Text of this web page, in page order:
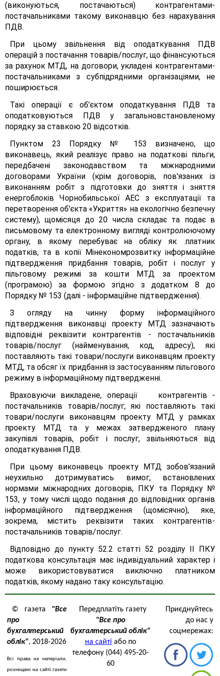
(виконуються, постачаються) контрагентами-
постачальниками такому виконавцю без нарахування
ПДВ.
При цьому звільнення від оподаткування ПДВ
операцій з постачання товарів/послуг, що фінансуються
за рахунок МТД, на договори, укладені контрагентами-
постачальниками з субпідрядними організаціями, не
поширюється.
Такі операції є об’єктом оподаткування ПДВ та
оподатковуються ПДВ у загальновстановленому
порядку за ставкою 20 відсотків.
Пунктом 23 Порядку № 153 визначено, що
виконавець, який реалізує право на податкові пільги,
передбачені законодавством та міжнародними
договорами України (крім договорів, пов'язаних із
виконанням робіт з підготовки до зняття і зняття
енергоблоків Чорнобильської АЕС з експлуатації та
перетворення об'єкта «Укриття» на екологічно безпечну
систему), щомісяця до 20 числа складає та подає в
письмовому та електронному вигляді контролюючому
органу, в якому перебуває на обліку як .платник
податків, та в копії Мінекономрозвитку інформаційне
підтвердження придбання товарів, робіт і послуг у
пільговому режимі за кошти МТД за проектом
(програмою) за формою згідно з додатком 8 до
Порядку № 153 (далі - інформаційне підтвердження).
З огляду на чинну форму інформаційного
підтвердження виконавці проекту МТД зазначають
відповідні реквізити контрагентів - постачальників
товарів/послуг (найменування, код, адресу), які
поставляють такі товари/послуги виконавцям проекту
МТД, та обсяг їх придбання із застосуванням пільгового
режиму в інформаційному підтвердженні.
Враховуючи викладене, операції контрагентів -
постачальників товарів/послуг, які поставляють такі
товари/послуги виконавцям проекту МТД у рамках
проекту МТД та у межах затвердженого плану
закупівлі товарів, робіт і послуг, звільняються від
оподаткування ПДВ.
При цьому виконавець проекту МТД зобов’язаний
неухильно дотримуватись вимог, встановлених
нормами міжнародних договорів, ПКУ та Порядку №
153, у тому числі щодо подання до відповідних органів
інформаційного підтвердження (щомісячно), яке,
зокрема, містить реквізити таких контрагентів-
постачальників товарів/послуг.
Відповідно до пункту 52.2 статті 52 розділу II ПКУ
податкова консультація має індивідуальний характер і
може використовуватися виключно платником
податків, якому надано таку консультацію.
© газета "Все
про
бухгалтерський
облік", 2018-2026
Всі права на матеріали,
розміщені на сайті газети
Передплатіть газету
"Все про
бухгалтерський облік"
на сайті або по
телефону (044) 495-20-
60
Приєднуйтесь
до нас у
соцмережах: